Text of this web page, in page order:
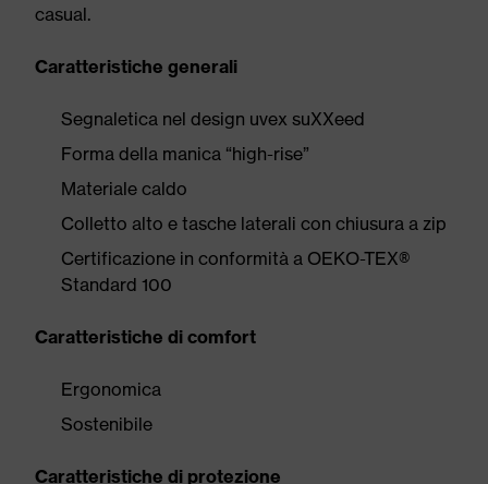
casual.
Caratteristiche generali
Segnaletica nel design uvex suXXeed
Forma della manica “high-rise”
Materiale caldo
Colletto alto e tasche laterali con chiusura a zip
Certificazione in conformità a OEKO-TEX®
Standard 100
Caratteristiche di comfort
Ergonomica
Sostenibile
Caratteristiche di protezione